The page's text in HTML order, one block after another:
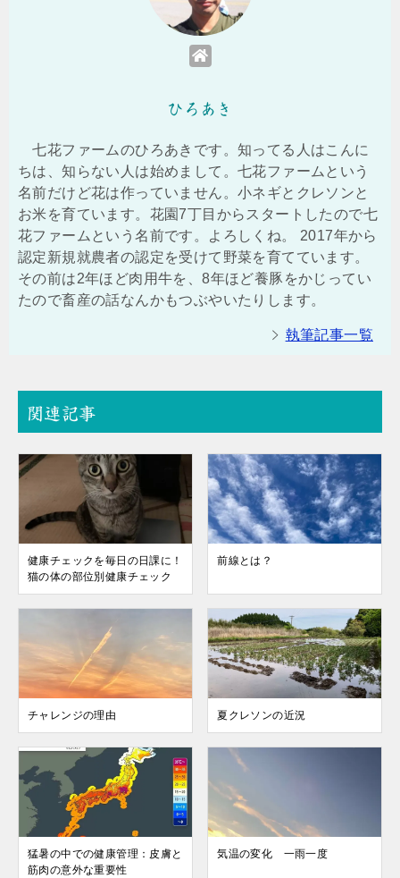
ひろあき
七花ファームのひろあきです。知ってる人はこんに
ちは、知らない人は始めまして。七花ファームという
名前だけど花は作っていません。小ネギとクレソンと
お米を育ています。花園7丁目からスタートしたので七
花ファームという名前です。よろしくね。 2017年から
認定新規就農者の認定を受けて野菜を育てています。
その前は2年ほど肉用牛を、8年ほど養豚をかじってい
たので畜産の話なんかもつぶやいたりします。
執筆記事一覧
関連記事
健康チェックを毎日の日課に！
猫の体の部位別健康チェック
前線とは？
チャレンジの理由 夏クレソンの近況
猛暑の中での健康管理：皮膚と
筋肉の意外な重要性
気温の変化 一雨一度